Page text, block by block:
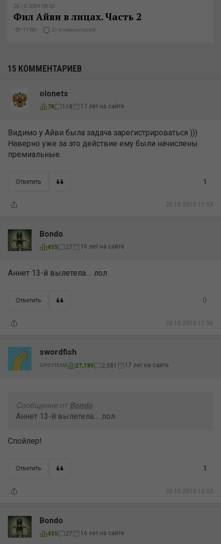
26.10.2009 08:00
Фил Айви в лицах. Часть 2
11381 21 комментарий
15 КОММЕНТАРИЕВ
olonets
78 118 17 лет на сайте
Видимо у Айви была задача зарегистрироваться )))
Наверно уже за это действие ему были начислены
премиальные.
Ответить
20.10.2010 11:53
1
Bondo
455 27 16 лет на сайте
Аннет 13-й вылетела.... лол
Ответить
20.10.2010 11:56
0
swordfish
GIPSYTEAM 27,189 2,081 17 лет на сайте
Сообщение от Bondo
Аннет 13-й вылетела.... лол
Спойлер!
Ответить
20.10.2010 12:03
1
Bondo
455 27 16 лет на сайте